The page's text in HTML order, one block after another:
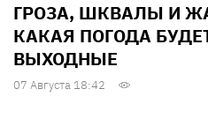
ГРОЗА, ШКВАЛЫ И
КАКАЯ ПОГОДА
ВЫХОДНЫЕ
07 Августа 18:42